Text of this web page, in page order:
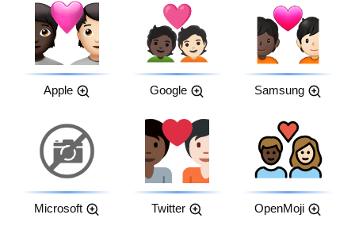
Apple Google Samsung
Microsoft Twitter OpenMoji